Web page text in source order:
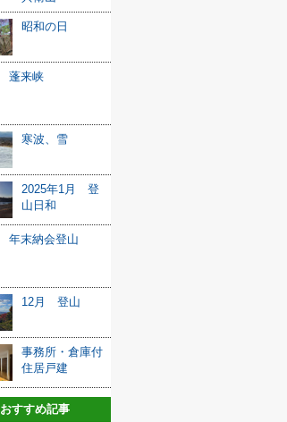
昭和の日
蓬来峡
寒波、雪
2025年1月 登
山日和
年末納会登山
12月 登山
事務所・倉庫付
住居戸建
おすすめ記事